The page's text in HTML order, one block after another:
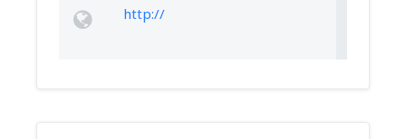
http://